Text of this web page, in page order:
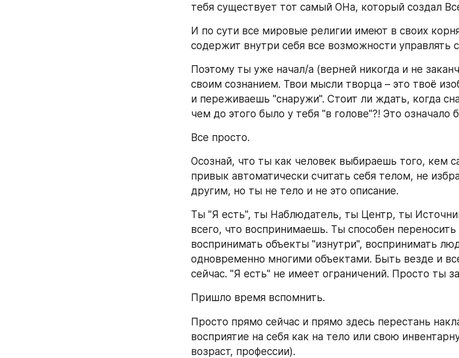
тебя существует тот самый ОНа, который создал
И по сути все мировые религии имеют в своих
содержит внутри себя все возможности управлять
Поэтому ты уже начал/а (верней никогда и не
своим сознанием. Твои мысли творца – это твоё
и переживаешь "снаружи". Стоит ли ждать, когда
чем до этого было у тебя "в голове"?! Это означало
Все просто.
Осознай, что ты как человек выбираешь того, кем
привык автоматически считать себя телом, не
другим, но ты не тело и не это описание.
Ты "Я есть", ты Наблюдатель, ты Центр, ты
всего, что воспринимаешь. Ты способен
воспринимать объекты "изнутри", воспринимать
одновременно многими объектами. Быть везде и
сейчас. "Я есть" не имеет ограничений. Просто ты
Пришло время вспомнить.
Просто прямо сейчас и прямо здесь перестань
восприятие на себя как на тело или свою
возраст, профессии).